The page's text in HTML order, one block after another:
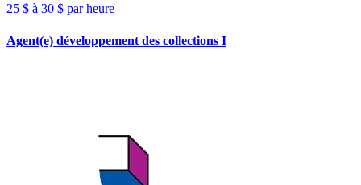
25 $ à 30 $ par heure
Agent(e) développement des collections I